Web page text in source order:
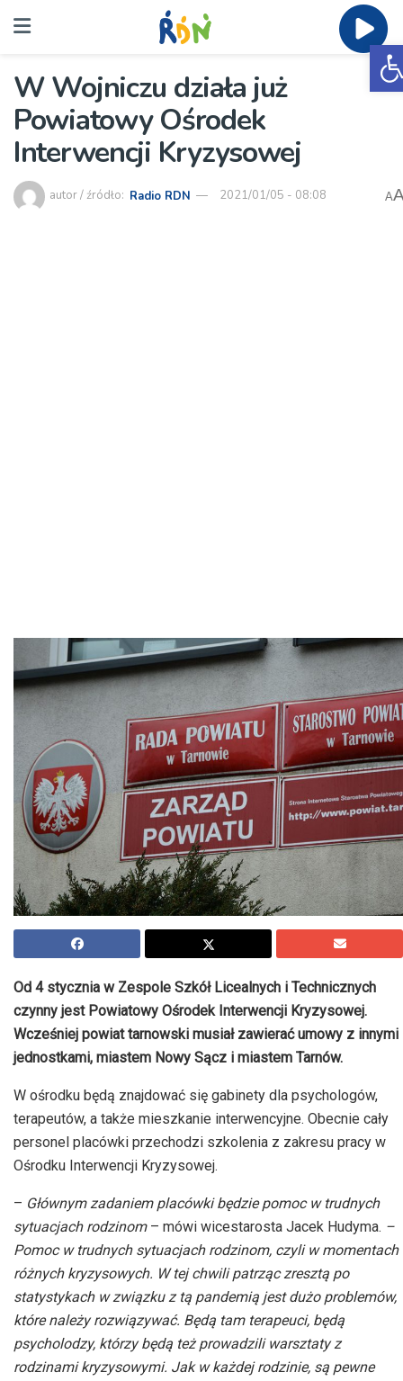
W Wojniczu działa już
Powiatowy Ośrodek
Interwencji Kryzysowej
autor / źródło: Radio RDN 2021/01/05 - 08:08 A
Od 4 stycznia w Zespole Szkół Licealnych i Technicznych
czynny jest Powiatowy Ośrodek Interwencji Kryzysowej.
Wcześniej powiat tarnowski musiał zawierać umowy z innymi
jednostkami, miastem Nowy Sącz i miastem Tarnów.
W ośrodku będą znajdować się gabinety dla psychologów,
terapeutów, a także mieszkanie interwencyjne. Obecnie cały
personel placówki przechodzi szkolenia z zakresu pracy w
Ośrodku Interwencji Kryzysowej.
– Głównym zadaniem placówki będzie pomoc w trudnych
sytuacjach rodzinom– mówi wicestarosta Jacek Hudyma. –
Pomoc w trudnych sytuacjach rodzinom, czyli w momentach
różnych kryzysowych. W tej chwili patrząc zresztą po
statystykach w związku z tą pandemią jest dużo problemów,
które należy rozwiązywać. Będą tam terapeuci, będą
psycholodzy, którzy będą też prowadzili warsztaty z
rodzinami kryzysowymi. Jak w każdej rodzinie, są pewne